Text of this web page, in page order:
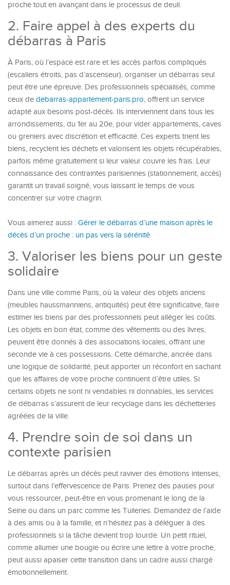
proche tout en avançant dans le processus de deuil.
2. Faire appel à des experts du
débarras à Paris
À Paris, où l’espace est rare et les accès parfois compliqués
(escaliers étroits, pas d’ascenseur), organiser un débarras seul
peut être une épreuve. Des professionnels spécialisés, comme
ceux de debarras-appartement-paris.pro, offrent un service
adapté aux besoins post-décès. Ils interviennent dans tous les
arrondissements, du 1er au 20e, pour vider appartements, caves
ou greniers avec discrétion et efficacité. Ces experts trient les
biens, recyclent les déchets et valorisent les objets récupérables,
parfois même gratuitement si leur valeur couvre les frais. Leur
connaissance des contraintes parisiennes (stationnement, accès)
garantit un travail soigné, vous laissant le temps de vous
concentrer sur votre chagrin.
Vous aimerez aussi : Gérer le débarras d’une maison après le
décès d’un proche : un pas vers la sérénité
3. Valoriser les biens pour un geste
solidaire
Dans une ville comme Paris, où la valeur des objets anciens
(meubles haussmanniens, antiquités) peut être significative, faire
estimer les biens par des professionnels peut alléger les coûts.
Les objets en bon état, comme des vêtements ou des livres,
peuvent être donnés à des associations locales, offrant une
seconde vie à ces possessions. Cette démarche, ancrée dans
une logique de solidarité, peut apporter un réconfort en sachant
que les affaires de votre proche continuent d’être utiles. Si
certains objets ne sont ni vendables ni donnables, les services
de débarras s’assurent de leur recyclage dans les déchetteries
agréées de la ville.
4. Prendre soin de soi dans un
contexte parisien
Le débarras après un décès peut raviver des émotions intenses,
surtout dans l’effervescence de Paris. Prenez des pauses pour
vous ressourcer, peut-être en vous promenant le long de la
Seine ou dans un parc comme les Tuileries. Demandez de l’aide
à des amis ou à la famille, et n’hésitez pas à déléguer à des
professionnels si la tâche devient trop lourde. Un petit rituel,
comme allumer une bougie ou écrire une lettre à votre proche,
peut aussi apaiser cette transition dans un cadre aussi chargé
émotionnellement.